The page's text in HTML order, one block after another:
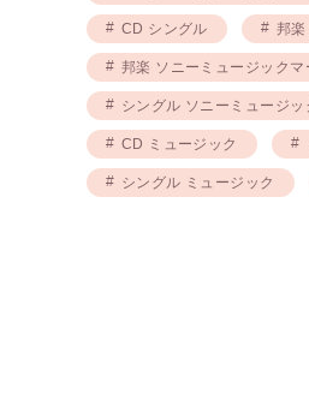
CD シングル 邦楽
邦楽 ソニーミュージック
シングル ソニーミュージ
CD ミュージック
シングル ミュージック